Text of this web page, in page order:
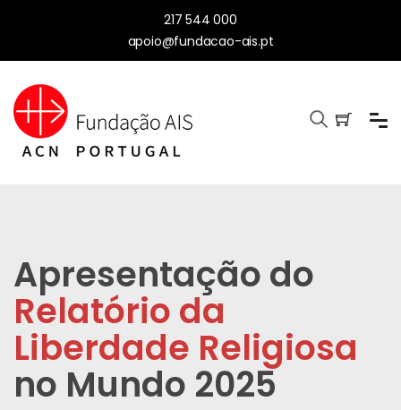
217 544 000
apoio@fundacao-ais.pt
Apresentação do
Relatório da
Liberdade Religiosa
no Mundo 2025